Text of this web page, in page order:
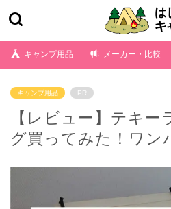
キャンプ用品 メーカー・比較
キャンプ用品 PR
【レビュー】テキー
グ買ってみた！ワン